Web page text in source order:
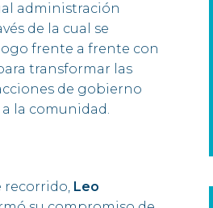
administración
de la cual se
frente a frente con
transformar las
de gobierno
la comunidad.
recorrido, Leo